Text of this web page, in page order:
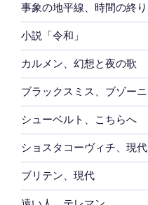
事象の地平線、時間の終り
小説「令和」
カルメン、幻想と夜の歌
ブラックスミス、ブゾーニ
シューベルト、こちらへ
ショスタコーヴィチ、現代
ブリテン、現代